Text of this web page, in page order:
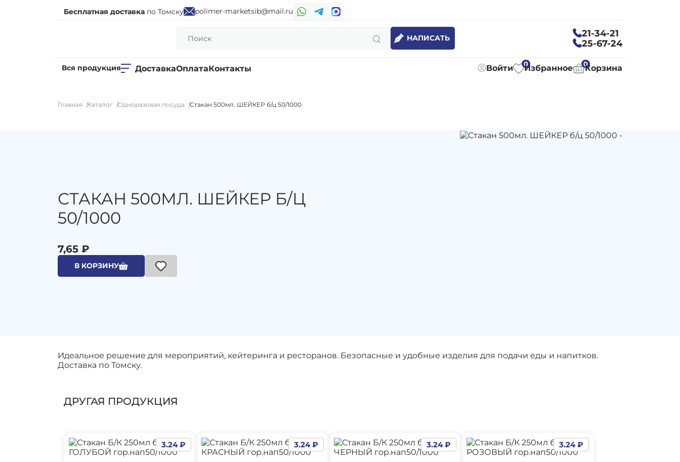
Бесплатная доставка по Томску polimer-marketsib@mail.ru
НАПИСАТЬ
21-34-21
25-67-24
Вся продукция ДоставкаОплатаКонтакты Войти 0
Избранное 0Корзина
Главная Каталог Одноразовая посуда Стакан 500мл. ШЕЙКЕР б/ц 50/1000
СТАКАН 500МЛ. ШЕЙКЕР Б/Ц
50/1000
7,65 ₽
В КОРЗИНУ
Идеальное решение для мероприятий, кейтеринга и ресторанов. Безопасные и удобные изделия для подачи еды и напитков.
Доставка по Томску.
ДРУГАЯ ПРОДУКЦИЯ
3.24 ₽ 3.24 ₽ 3.24 ₽ 3.24 ₽